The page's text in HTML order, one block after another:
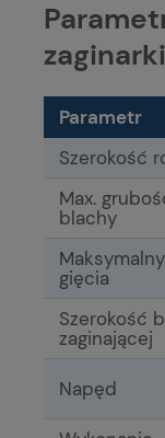
zaginarki
Parametr
Szerokość
Max.
blachy
gięcia
Szerokość
zaginającej
Napęd